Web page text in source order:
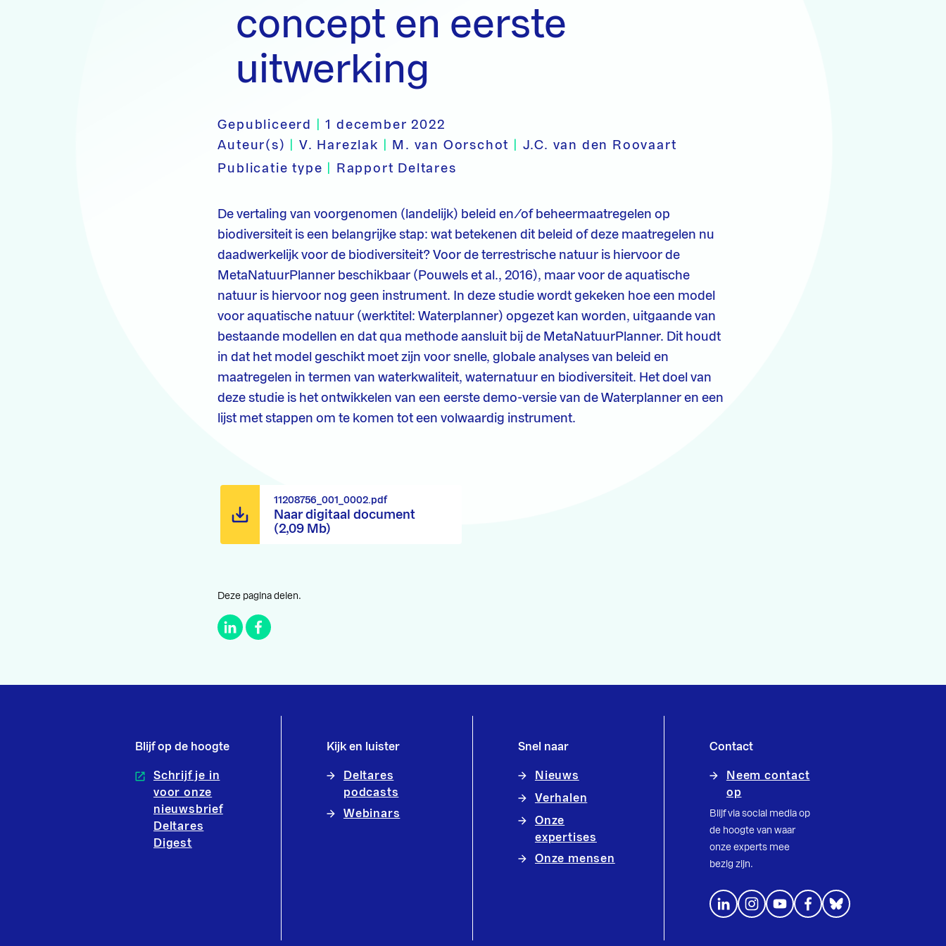
concept en eerste
uitwerking
Gepubliceerd |1 december 2022
Auteur(s)
V. Harezlak M. van Oorschot
J.C. van den Roovaart
Publicatie type
Rapport Deltares
De vertaling van voorgenomen (landelijk) beleid en/of beheermaatregelen op
biodiversiteit is een belangrijke stap: wat betekenen dit beleid of deze maatregelen nu
daadwerkelijk voor de biodiversiteit? Voor de terrestrische natuur is hiervoor de
MetaNatuurPlanner beschikbaar (Pouwels et al., 2016), maar voor de aquatische
natuur is hiervoor nog geen instrument. In deze studie wordt gekeken hoe een model
voor aquatische natuur (werktitel: Waterplanner) opgezet kan worden, uitgaande van
bestaande modellen en dat qua methode aansluit bij de MetaNatuurPlanner. Dit houdt
in dat het model geschikt moet zijn voor snelle, globale analyses van beleid en
maatregelen in termen van waterkwaliteit, waternatuur en biodiversiteit. Het doel van
deze studie is het ontwikkelen van een eerste demo-versie van de Waterplanner en een
lijst met stappen om te komen tot een volwaardig instrument.
Naar digitaal document
(2,09 Mb)
11208756_001_0002.pdf
Deze pagina delen.
Blijf op de hoogte
Schrijf je in
voor onze
nieuwsbrief
Deltares
Digest
Kijk en luister
Deltares
podcasts
Webinars
Snel naar
Nieuws
Verhalen
Onze
expertises
Onze mensen
Contact
Neem contact
op
Blijf via social media op
de hoogte van waar
onze experts mee
bezig zijn.